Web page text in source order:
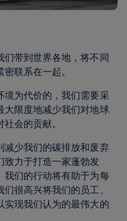
带到世界各地，将不同
联系在一起。
境为代价的，我们需要采
大限度地减少我们对地球
会的贡献。
减少我们的碳排放和废弃
致力于打造一家蓬勃发
我们的行动将有助于为每
很高兴将我们的员工、
现我们认为的最伟大的